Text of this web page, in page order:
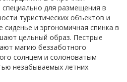
специально для размещения в
туристических объектов и
и эргономичная спинка в
цельный образ. Пестрые
магию беззаботного
солнцем и солоноватым
незабываемых летних